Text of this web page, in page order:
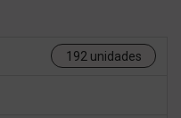
192 unidades